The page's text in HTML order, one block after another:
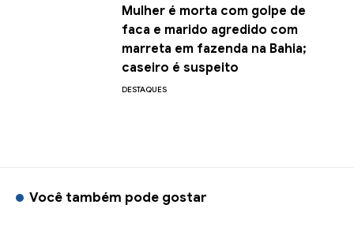
Mulher é morta com golpe de
faca e marido agredido com
marreta em fazenda na Bahia;
caseiro é suspeito
DESTAQUES
Você também pode gostar